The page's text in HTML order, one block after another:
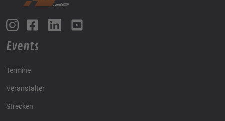
Events
Termine
Veranstalter
Strecken